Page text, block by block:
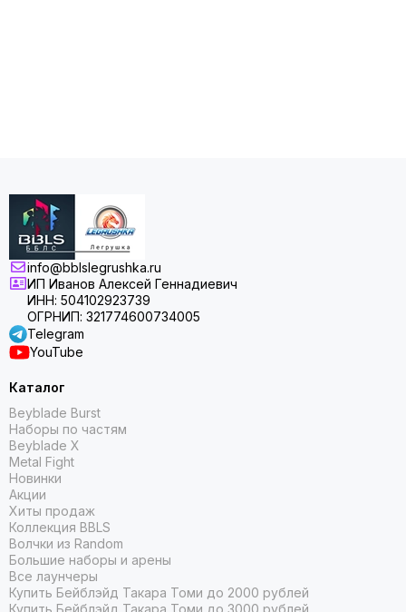
info@bblslegrushka.ru
ИП Иванов Алексей Геннадиевич
ИНН: 504102923739
ОГРНИП: 321774600734005
Telegram
YouTube
Каталог
Beyblade Burst
Наборы по частям
Beyblade X
Metal Fight
Новинки
Акции
Хиты продаж
Коллекция BBLS
Волчки из Random
Большие наборы и арены
Все лаунчеры
Купить Бейблэйд Такара Томи до 2000 рублей
Купить Бейблэйд Такара Томи до 3000 рублей